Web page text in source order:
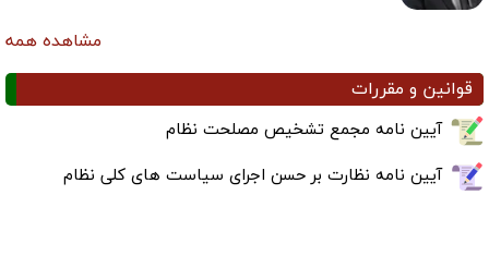
مشاهده همه
قوانین و مقررات
آیین نامه مجمع تشخیص مصلحت نظام
آیین نامه نظارت بر حسن اجرای سیاست های کلی نظام